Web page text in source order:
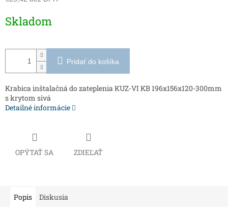
cena:
Skladom
Pridať do košíka
Krabica inštalačná do zateplenia KUZ-VI KB 196x156x120-300mm
s krytom sivá
Detailné informácie
OPÝTAŤ SA ZDIEĽAŤ
Popis Diskusia